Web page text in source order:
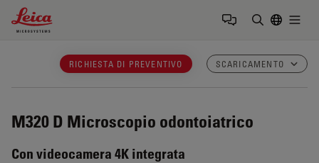
Leica Microsystems Logo
RICHIESTA DI PREVENTIVO SCARICAMENTO
M320 D Microscopio odontoiatrico
Con videocamera 4K integrata